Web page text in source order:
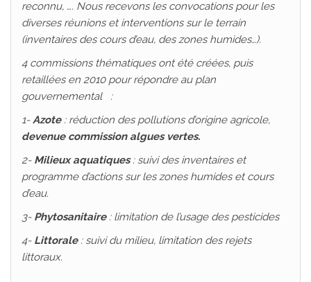
reconnu, …. Nous recevons les convocations pour les
diverses réunions et interventions sur le terrain
(inventaires des cours d’eau, des zones humides…).
4 commissions thématiques ont été créées, puis
retaillées en 2010 pour répondre au plan
gouvernemental :
1-Azote : réduction des pollutions d’origine agricole,
devenue commission algues vertes.
2- Milieux aquatiques: suivi des inventaires et
programme d’actions sur les zones humides et cours
d’eau.
3- Phytosanitaire : limitation de l’usage des pesticides
4- Littorale : suivi du milieu, limitation des rejets
littoraux.